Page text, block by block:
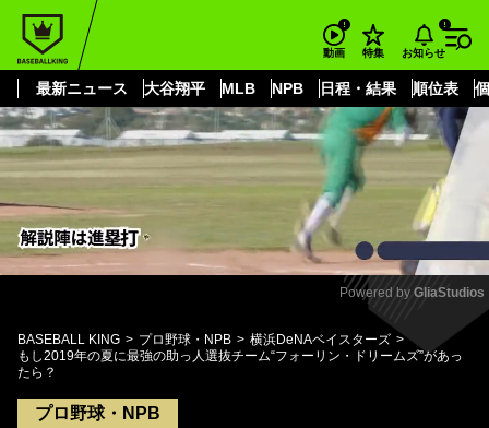
動画 特集 お知らせ
最新ニュース 大谷翔平 MLB NPB 日程・結果 順位表
もっと見る
Mute
Powered by GliaStudios
BASEBALL KING プロ野球・NPB
横浜DeNAベイスターズ
もし2019年の夏に最強の助っ人選抜チーム“フォーリン・ドリームズ”があっ
たら？
プロ野球・NPB